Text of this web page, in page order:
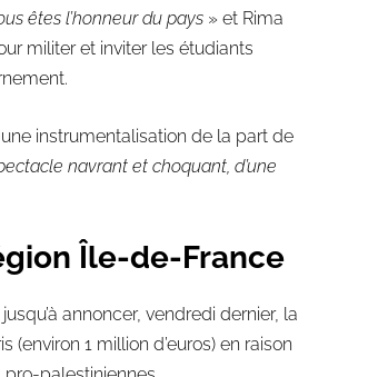
êtes l’honneur du pays » et Rima
militer et inviter les étudiants
instrumentalisation de la part de
navrant et choquant, d’une
Île-de-France
annoncer, vendredi dernier, la
1 million d’euros) en raison